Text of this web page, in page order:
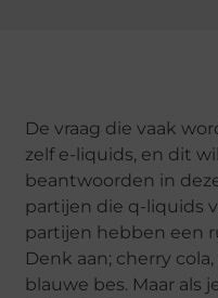
De vraag die vaak
zelf e-liquids, en dit
beantwoorden in
partijen die q-liquids
partijen hebben een
Denk aan; cherry
blauwe bes. Maar als